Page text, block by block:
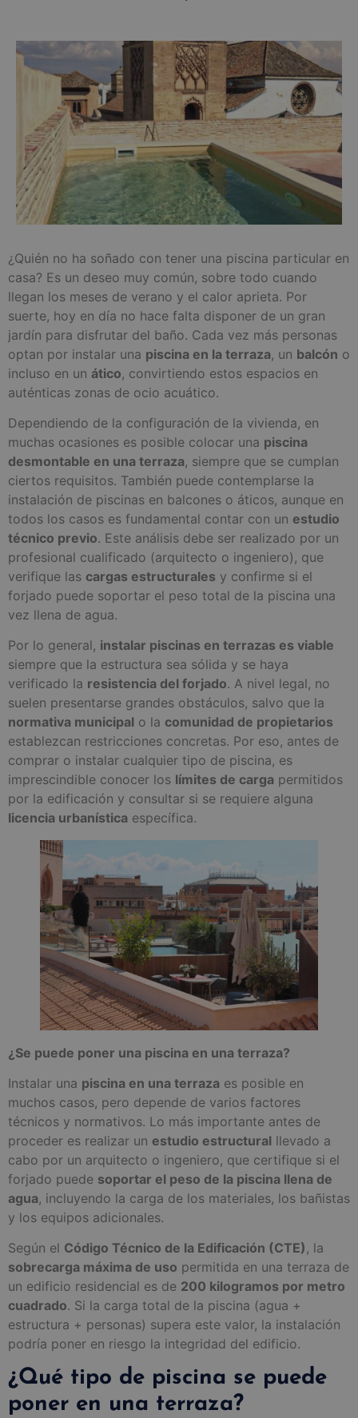
¿Quién no ha soñado con tener una piscina particular en
casa? Es un deseo muy común, sobre todo cuando
llegan los meses de verano y el calor aprieta. Por
suerte, hoy en día no hace falta disponer de un gran
jardín para disfrutar del baño. Cada vez más personas
optan por instalar una piscina en la terraza, un balcón o
incluso en un ático, convirtiendo estos espacios en
auténticas zonas de ocio acuático.
Dependiendo de la configuración de la vivienda, en
muchas ocasiones es posible colocar una piscina
desmontable en una terraza, siempre que se cumplan
ciertos requisitos. También puede contemplarse la
instalación de piscinas en balcones o áticos, aunque en
todos los casos es fundamental contar con un estudio
técnico previo. Este análisis debe ser realizado por un
profesional cualificado (arquitecto o ingeniero), que
verifique las cargas estructurales y confirme si el
forjado puede soportar el peso total de la piscina una
vez llena de agua.
Por lo general, instalar piscinas en terrazas es viable
siempre que la estructura sea sólida y se haya
verificado la resistencia del forjado. A nivel legal, no
suelen presentarse grandes obstáculos, salvo que la
normativa municipal o la comunidad de propietarios
establezcan restricciones concretas. Por eso, antes de
comprar o instalar cualquier tipo de piscina, es
imprescindible conocer los límites de carga permitidos
por la edificación y consultar si se requiere alguna
licencia urbanística específica.
¿Se puede poner una piscina en una terraza?
Instalar una piscina en una terraza es posible en
muchos casos, pero depende de varios factores
técnicos y normativos. Lo más importante antes de
proceder es realizar un estudio estructural llevado a
cabo por un arquitecto o ingeniero, que certifique si el
forjado puede soportar el peso de la piscina llena de
agua, incluyendo la carga de los materiales, los bañistas
y los equipos adicionales.
Según el Código Técnico de la Edificación (CTE), la
sobrecarga máxima de uso permitida en una terraza de
un edificio residencial es de 200 kilogramos por metro
cuadrado. Si la carga total de la piscina (agua +
estructura + personas) supera este valor, la instalación
podría poner en riesgo la integridad del edificio.
¿Qué tipo de piscina se puede
poner en una terraza?